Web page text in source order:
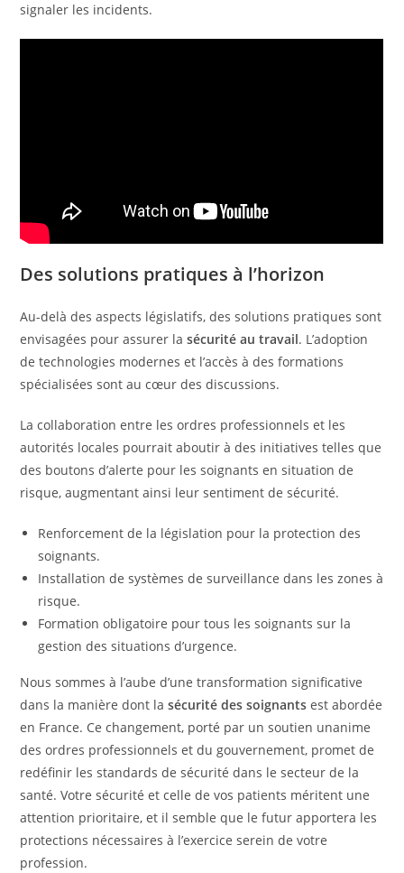
signaler les incidents.
Des solutions pratiques à l’horizon
Au-delà des aspects législatifs, des solutions pratiques sont
envisagées pour assurer lasécurité au travail. L’adoption
de technologies modernes et l’accès à des formations
spécialisées sont au cœur des discussions.
La collaboration entre les ordres professionnels et les
autorités locales pourrait aboutir à des initiatives telles que
des boutons d’alerte pour les soignants en situation de
risque, augmentant ainsi leur sentiment de sécurité.
Renforcement de la législation pour la protection des
soignants.
Installation de systèmes de surveillance dans les zones à
risque.
Formation obligatoire pour tous les soignants sur la
gestion des situations d’urgence.
Nous sommes à l’aube d’une transformation significative
dans la manière dont lasécurité des soignants est abordée
en France. Ce changement, porté par un soutien unanime
des ordres professionnels et du gouvernement, promet de
redéfinir les standards de sécurité dans le secteur de la
santé. Votre sécurité et celle de vos patients méritent une
attention prioritaire, et il semble que le futur apportera les
protections nécessaires à l’exercice serein de votre
profession.